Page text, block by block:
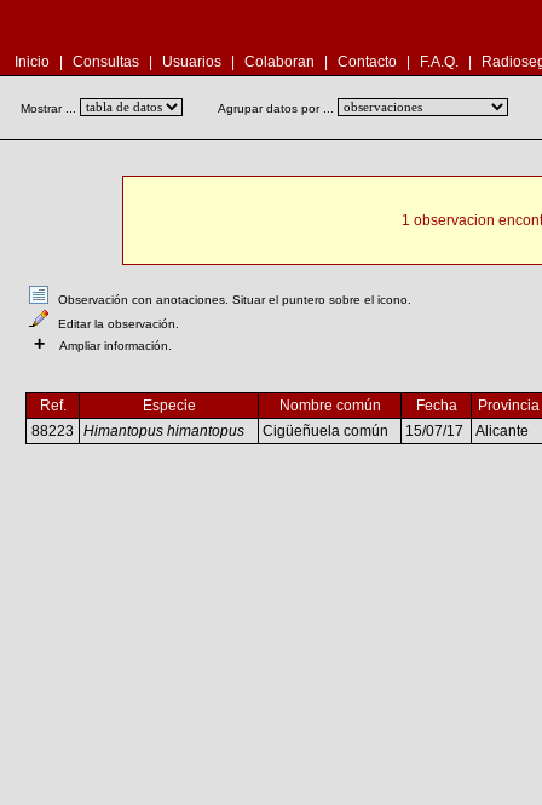
Inicio Consultas Usuarios Colaboran Contacto F.A.Q.
Mostrar ... Agrupar datos por ...
1 observacion
Observación con anotaciones. Situar el puntero sobre el icono.
Editar la observación.
+ Ampliar información.
Ref. Especie Nombre común Fecha
Provincia
88223
Himantopus himantopus Cigüeñuela común 15/07/17 Alicante